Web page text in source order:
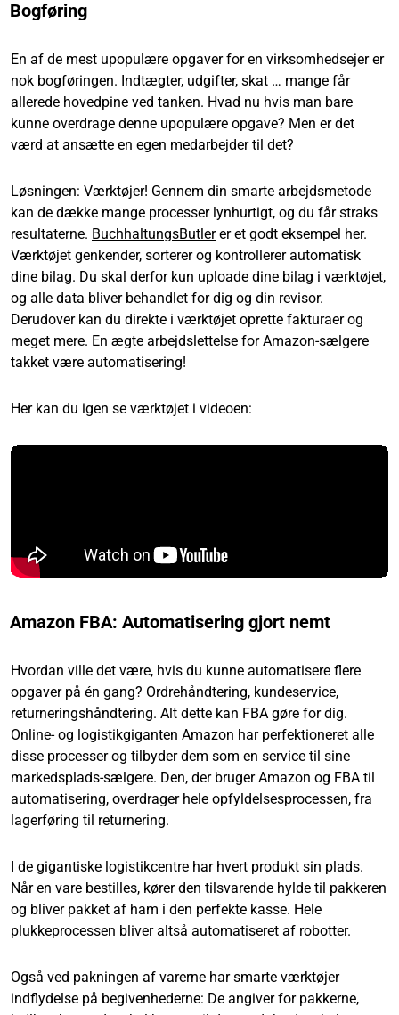
Bogføring
En af de mest upopulære opgaver for en virksomhedsejer er
nok bogføringen. Indtægter, udgifter, skat … mange får
allerede hovedpine ved tanken. Hvad nu hvis man bare
kunne overdrage denne upopulære opgave? Men er det
værd at ansætte en egen medarbejder til det?
Løsningen: Værktøjer! Gennem din smarte arbejdsmetode
kan de dække mange processer lynhurtigt, og du får straks
resultaterne. BuchhaltungsButlerer et godt eksempel her.
Værktøjet genkender, sorterer og kontrollerer automatisk
dine bilag. Du skal derfor kun uploade dine bilag i værktøjet,
og alle data bliver behandlet for dig og din revisor.
Derudover kan du direkte i værktøjet oprette fakturaer og
meget mere. En ægte arbejdslettelse for Amazon-sælgere
takket være automatisering!
Her kan du igen se værktøjet i videoen:
Amazon FBA: Automatisering gjort nemt
Hvordan ville det være, hvis du kunne automatisere flere
opgaver på én gang? Ordrehåndtering, kundeservice,
returneringshåndtering. Alt dette kan FBA gøre for dig.
Online- og logistikgiganten Amazon har perfektioneret alle
disse processer og tilbyder dem som en service til sine
markedsplads-sælgere. Den, der bruger Amazon og FBA til
automatisering, overdrager hele opfyldelsesprocessen, fra
lagerføring til returnering.
I de gigantiske logistikcentre har hvert produkt sin plads.
Når en vare bestilles, kører den tilsvarende hylde til pakkeren
og bliver pakket af ham i den perfekte kasse. Hele
plukkeprocessen bliver altså automatiseret af robotter.
Også ved pakningen af varerne har smarte værktøjer
indflydelse på begivenhederne: De angiver for pakkerne,